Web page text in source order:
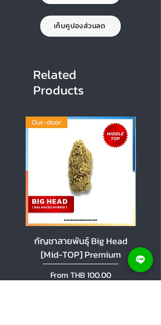
เก็บคูปองส่วนลด
Related
Products
Our-door
กัญชาสายพันธุ์ Big Head
[Mid-TOP] Premium
From THB 100.00
Sale Price